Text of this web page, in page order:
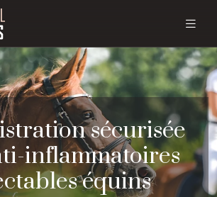
sécurisée
inflammatoires
équins